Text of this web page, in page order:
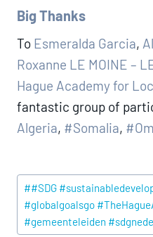
Big Thanks
To Esmeralda Garcia,
Roxanne LE MOINE –
Hague Academy for
fantastic group of
Algeria, #Somalia,
Post
Tags:
##SDG
#globalgoalsgo
#gemeenteleiden